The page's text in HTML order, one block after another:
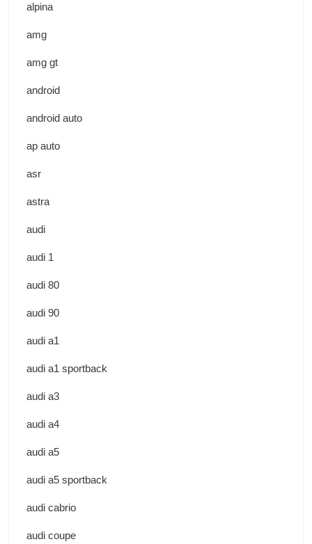
alpina
amg
amg gt
android
android auto
ap auto
asr
astra
audi
audi 1
audi 80
audi 90
audi a1
audi a1 sportback
audi a3
audi a4
audi a5
audi a5 sportback
audi cabrio
audi coupe